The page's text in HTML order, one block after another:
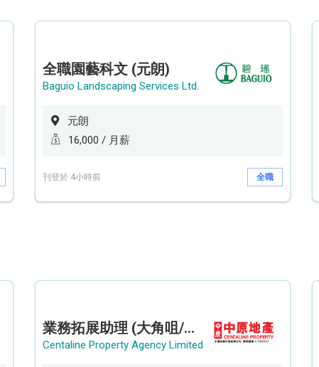
全職園藝科文 (元朗)
Baguio Landscaping Services Ltd.
元朗
16,000 / 月薪
刊登於 4小時前 全職
業務拓展助理 (大角咀/荔枝角/九龍塘)
Centaline Property Agency Limited